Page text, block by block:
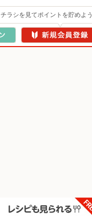
チラシを見てポイントを貯めよう